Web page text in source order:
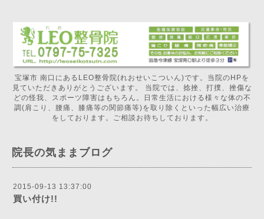
宝塚市 南口にあるLEO整骨院(れおせいこついん)です。当院のHPを
見ていただきありがとうございます。 当院では、捻挫、打撲、挫傷な
どの怪我、スポーツ障害はもちろん。日常生活における様々な体の不
調(肩こり、腰痛、膝痛等の関節痛等)を取り除くといった幅広い治療
をしております。ご相談お待ちしております。
院長の気ままブログ
2015-09-13 13:37:00
買い付け!!